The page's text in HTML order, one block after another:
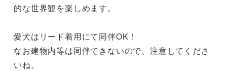
的な世界観を楽しめます。
愛犬はリード着用にて同伴OK！
なお建物内等は同伴できないので、注意してくださ
いね。